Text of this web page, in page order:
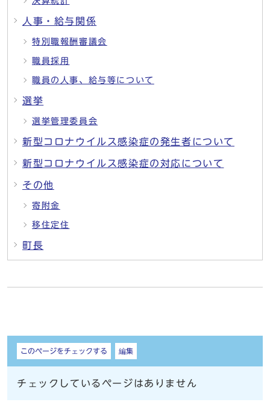
人事・給与関係
特別職報酬審議会
職員採用
職員の人事、給与等について
選挙
選挙管理委員会
新型コロナウイルス感染症の発生者について
新型コロナウイルス感染症の対応について
その他
寄附金
移住定住
町長
しおり
このページをチェックする 編集
チェックしているページはありません